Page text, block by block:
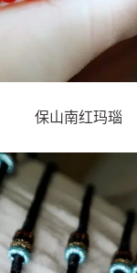
保山南红玛瑙